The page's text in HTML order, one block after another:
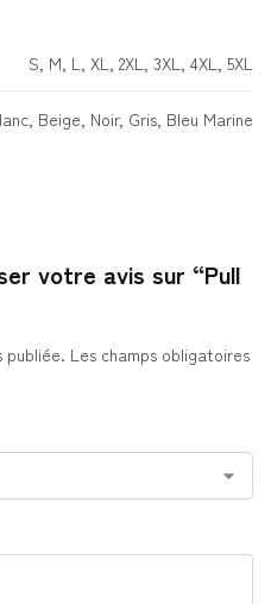
S, M, L, XL, 2XL, 3XL, 4XL, 5XL
Beige, Noir, Gris, Bleu Marine
votre avis sur “Pull
publiée. Les champs obligatoires